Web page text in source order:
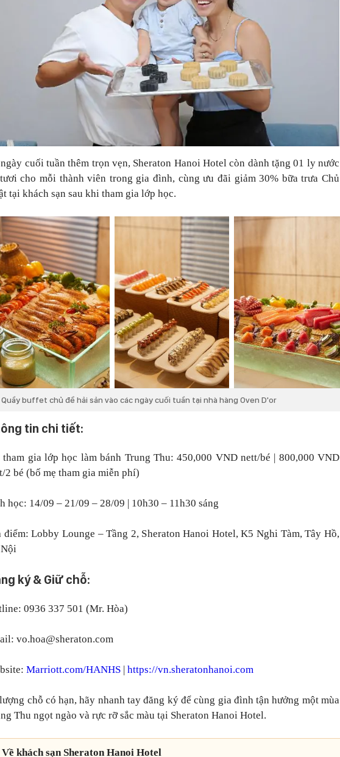
cuối tuần thêm trọn vẹn, Sheraton Hanoi Hotel còn dành tặng 01 ly nước
cho mỗi thành viên trong gia đình, cùng ưu đãi giảm 30% bữa trưa Chủ
tại khách sạn sau khi tham gia lớp học.
Quầy buffet chủ đề hải sản vào các ngày cuối tuần tại nhà hàng Oven D'or
tin chi tiết:
tham gia lớp học làm bánh Trung Thu: 450,000 VND nett/bé | 800,000 VND
2 bé (bố mẹ tham gia miễn phí)
học: 14/09 – 21/09 – 28/09 | 10h30 – 11h30 sáng
Lobby Lounge – Tầng 2, Sheraton Hanoi Hotel, K5 Nghi Tàm, Tây Hồ,
ký & Giữ chỗ:
0936 337 501 (Mr. Hòa)
vo.hoa@sheraton.com
Marriott.com/HANHS | https://vn.sheratonhanoi.com
chỗ có hạn, hãy nhanh tay đăng ký để cùng gia đình tận hưởng một mùa
Thu ngọt ngào và rực rỡ sắc màu tại Sheraton Hanoi Hotel.
Về khách sạn Sheraton Hanoi Hotel